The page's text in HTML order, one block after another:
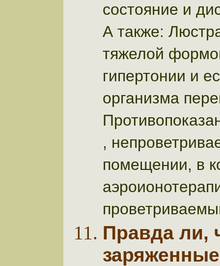
состояние и
А также:
тяжелой
гипертонии и
организма
,
помещении, в
Правда ли,